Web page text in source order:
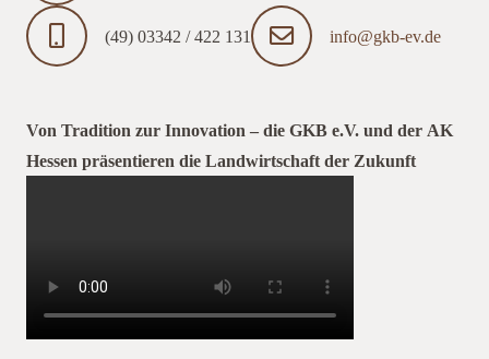
(49) 03342 / 422 131 info@gkb-ev.de
Von Tradition zur Innovation – die GKB e.V. und der AK
Hessen präsentieren die Landwirtschaft der Zukunft